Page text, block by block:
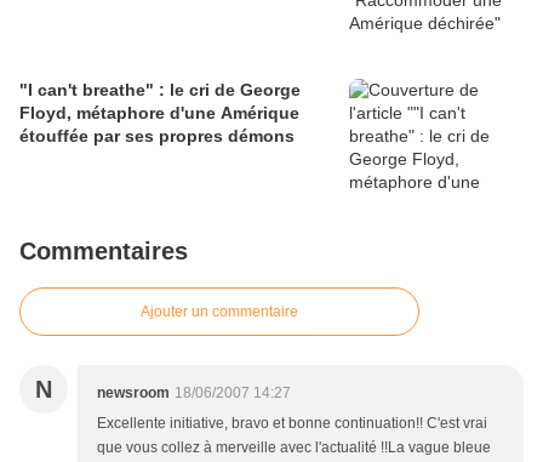
"I can't breathe" : le cri de George
Floyd, métaphore d'une Amérique
étouffée par ses propres démons
Commentaires
Ajouter un commentaire
N newsroom 18/06/2007 14:27
Excellente initiative, bravo et bonne continuation!! C'est vrai
que vous collez à merveille avec l'actualité !!La vague bleue